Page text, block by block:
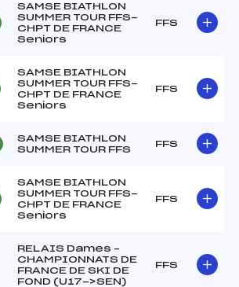
SAMSE BIATHLON
SUMMER TOUR FFS-
CHPT DE FRANCE
Seniors
FFS
SAMSE BIATHLON
SUMMER TOUR FFS-
CHPT DE FRANCE
Seniors
FFS
SAMSE BIATHLON
SUMMER TOUR FFS
FFS
SAMSE BIATHLON
SUMMER TOUR FFS-
CHPT DE FRANCE
Seniors
FFS
RELAIS Dames –
CHAMPIONNATS DE
FRANCE DE SKI DE
FOND (U17->SEN)
FFS